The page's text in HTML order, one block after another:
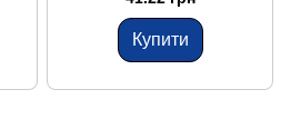
Купити